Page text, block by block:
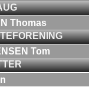
Thomas
Tom